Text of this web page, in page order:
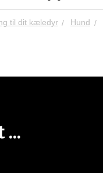
til dit kæledyr Hund
...